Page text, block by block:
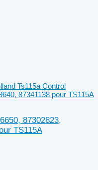
Ts115a Control
87341138 pour TS115A
87302823,
TS115A